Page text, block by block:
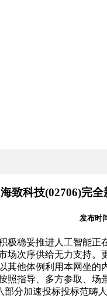
海致科技(02706)完
发布时
稳妥推进人工智能正
次序供给无力支持
他体例利用本网坐
指导、多方参取、
分加速投标投标范